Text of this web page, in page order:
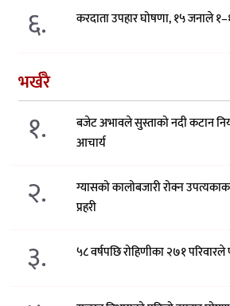
६. करदाता उपहार घोषणा, १५ जनाले
भर्खरै
१.
बजेट अभावले सुस्ताको नदी कटान
आचार्य
२.
ग्यासको कालोबजारी रोक्न
प्रहरी
३. ५८ वर्षपछि रोहिणीका २७१ परिवारले